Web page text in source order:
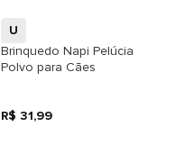
U
Brinquedo Napi Pelúcia
Polvo para Cães
R$ 31,99